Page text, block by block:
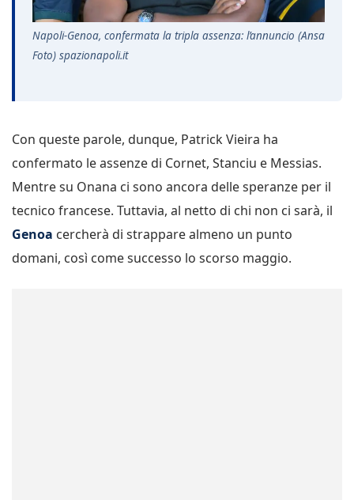
Napoli-Genoa, confermata la tripla assenza: l’annuncio (Ansa
Foto) spazionapoli.it
Con queste parole, dunque, Patrick Vieira ha
confermato le assenze di Cornet, Stanciu e Messias.
Mentre su Onana ci sono ancora delle speranze per il
tecnico francese. Tuttavia, al netto di chi non ci sarà, il
Genoa cercherà di strappare almeno un punto
domani, così come successo lo scorso maggio.